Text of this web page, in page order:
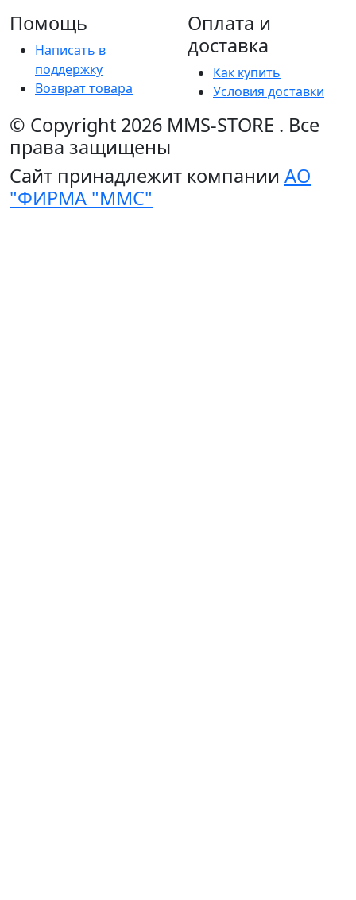
Помощь
Написать в
поддержку
Возврат товара
Оплата и
доставка
Как купить
Условия доставки
© Copyright 2026 MMS-STORE . Все
права защищены
Сайт принадлежит компании АО
"ФИРМА "ММС"